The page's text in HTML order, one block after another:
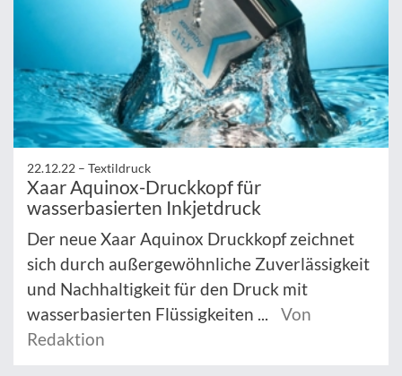
22.12.22 – Textildruck
Xaar Aquinox-Druckkopf für
wasserbasierten Inkjetdruck
Der neue Xaar Aquinox Druckkopf zeichnet
sich durch außergewöhnliche Zuverlässigkeit
und Nachhaltigkeit für den Druck mit
wasserbasierten Flüssigkeiten ...
Von
Redaktion